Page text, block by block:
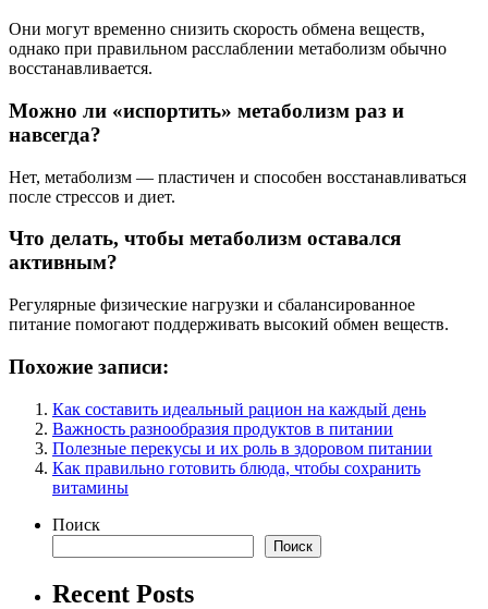
Они могут временно снизить скорость обмена веществ,
однако при правильном расслаблении метаболизм обычно
восстанавливается.
Можно ли «испортить» метаболизм раз и
навсегда?
Нет, метаболизм — пластичен и способен восстанавливаться
после стрессов и диет.
Что делать, чтобы метаболизм оставался
активным?
Регулярные физические нагрузки и сбалансированное
питание помогают поддерживать высокий обмен веществ.
Похожие записи:
Как составить идеальный рацион на каждый день
Важность разнообразия продуктов в питании
Полезные перекусы и их роль в здоровом питании
Как правильно готовить блюда, чтобы сохранить
витамины
Поиск
Поиск
Recent Posts